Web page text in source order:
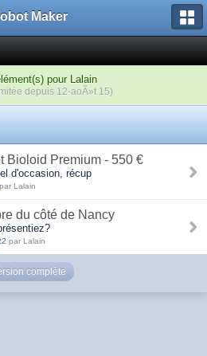
Maker
pour Lalain
depuis 12-aoÃ»t 15)
Bioloid Premium - 550 €
d'occasion, récup
par Lalain
du côté de Nancy
par Lalain
complète